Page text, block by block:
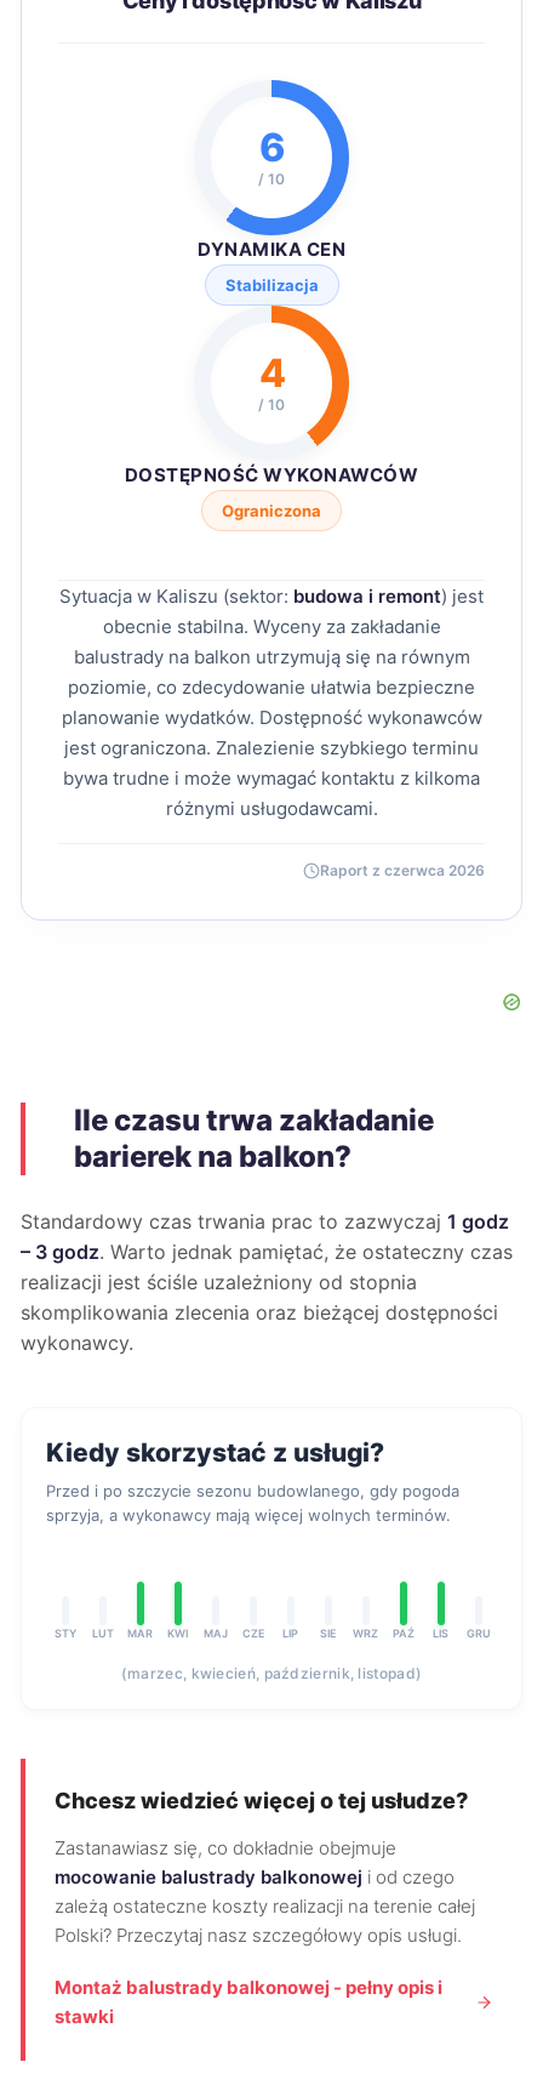
6
/ 10
DYNAMIKA CEN
Stabilizacja
4
/ 10
DOSTĘPNOŚĆ WYKONAWCÓW
Ograniczona
Sytuacja w Kaliszu (sektor: budowa i remont) jest
obecnie stabilna. Wyceny za zakładanie
balustrady na balkon utrzymują się na równym
poziomie, co zdecydowanie ułatwia bezpieczne
planowanie wydatków. Dostępność wykonawców
jest ograniczona. Znalezienie szybkiego terminu
bywa trudne i może wymagać kontaktu z kilkoma
różnymi usługodawcami.
Raport z czerwca 2026
Ile czasu trwa zakładanie
barierek na balkon?
Standardowy czas trwania prac to zazwyczaj 1 godz
– 3 godz. Warto jednak pamiętać, że ostateczny czas
realizacji jest ściśle uzależniony od stopnia
skomplikowania zlecenia oraz bieżącej dostępności
wykonawcy.
Kiedy skorzystać z usługi?
Przed i po szczycie sezonu budowlanego, gdy pogoda
sprzyja, a wykonawcy mają więcej wolnych terminów.
STY LUT MAR KWI MAJ CZE LIP SIE WRZ PAŹ LIS GRU
(marzec, kwiecień, październik, listopad)
Chcesz wiedzieć więcej o tej usłudze?
Zastanawiasz się, co dokładnie obejmuje
mocowanie balustrady balkonowej i od czego
zależą ostateczne koszty realizacji na terenie całej
Polski? Przeczytaj nasz szczegółowy opis usługi.
Montaż balustrady balkonowej - pełny opis i
stawki